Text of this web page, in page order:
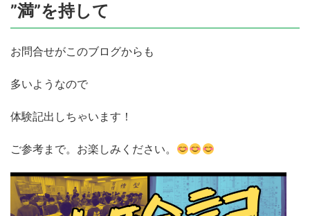
”満”を持して
お問合せがこのブログからも
多いようなので
体験記出しちゃいます！
ご参考まで。お楽しみください。